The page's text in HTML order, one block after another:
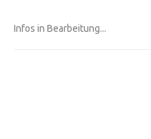
Infos in Bearbeitung...